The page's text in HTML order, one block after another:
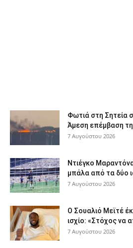
Φωτιά στη Σητεία
Άμεση επέμβαση
7 Αυγούστου 2026
Ντιέγκο
μπάλα από τα δύο
7 Αυγούστου 2026
Ο Σουαλιό Μεϊτέ
ισχίο: «Στόχος να
7 Αυγούστου 2026